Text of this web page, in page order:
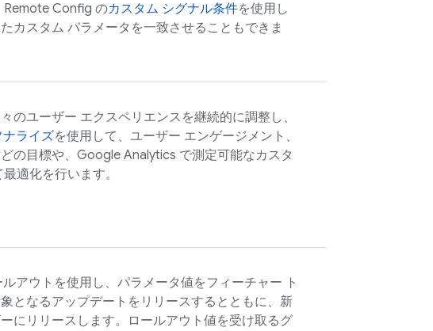
Remote Config のカスタム シグナル条件を使用し
カスタム パラメータを一致させることもできま
のユーザー エクスペリエンスを継続的に調整し、
ライズを使用して、ユーザー エンゲージメント、
の目標や、 Google Analytics で測定可能なカスタ
適化を行います。
アウトを使用し、パラメータ値をフィーチャー ト
となるアップデートをリリースするとともに、新
にリリースします。ロールアウト値を受け取るグ